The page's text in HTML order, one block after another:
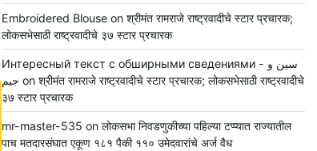
Embroidered Blouseon श्रीमंत रामराजे राष्ट्रवादीचे स्टार प्रचारक;
लोकसभेसाठी राष्ट्रवादीचे ३७ स्टार प्रचारक
Интересный текст с обширными сведениями - سين و
جيم on श्रीमंत रामराजे राष्ट्रवादीचे स्टार प्रचारक; लोकसभेसाठी राष्ट्रवादीचे
३७ स्टार प्रचारक
mr-master-535 on लोकसभा निवडणुकीच्या पहिल्या टप्प्यात राज्यातील
पाच मतदारसंघात एकूण १८१ पैकी ११० उमेदवारांचे अर्ज वैध